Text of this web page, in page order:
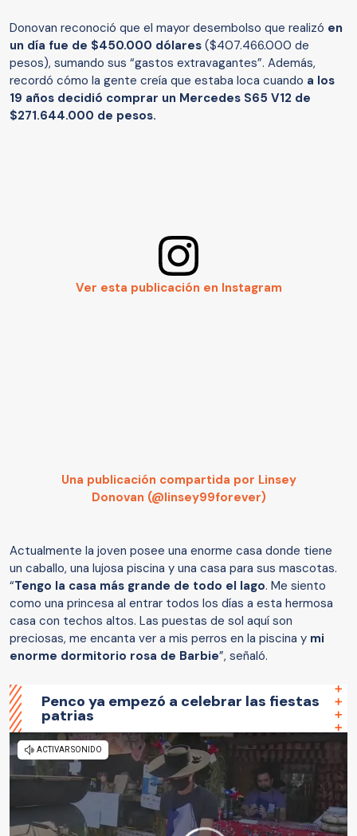
Donovan reconoció que el mayor desembolso que realizó en
un día fue de $450.000 dólares ($407.466.000 de
pesos), sumando sus “gastos extravagantes”. Además,
recordó cómo la gente creía que estaba loca cuando a los
19 años decidió comprar un Mercedes S65 V12 de
$271.644.000 de pesos.
Ver esta publicación en Instagram
Una publicación compartida por Linsey
Donovan (@linsey99forever)
Actualmente la joven posee una enorme casa donde tiene
un caballo, una lujosa piscina y una casa para sus mascotas.
“Tengo la casa más grande de todo el lago. Me siento
como una princesa al entrar todos los días a esta hermosa
casa con techos altos. Las puestas de sol aquí son
preciosas, me encanta ver a mis perros en la piscina y mi
enorme dormitorio rosa de Barbie”, señaló.
Penco ya empezó a celebrar las fiestas
patrias